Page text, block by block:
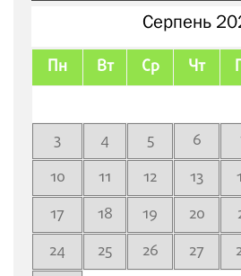
Серпень
Пн Вт Ср Чт
3
4 5 6
10
11 12 13
17
18 19 20
24
25 26 27